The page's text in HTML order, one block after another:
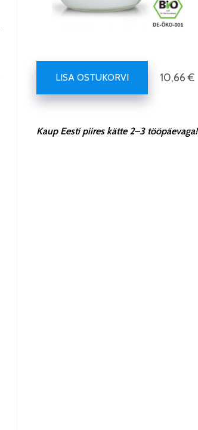
LISA OSTUKORVI 10,66 €
Kaup Eesti piires kätte 2–3 tööpäevaga!